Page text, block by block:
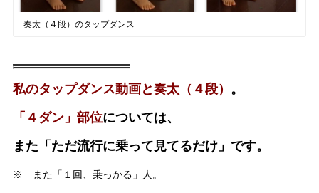
奏太（４段）のタップダンス
私のタップダンス動画と奏太（４段） 。
「４ダン」部位については、
また「ただ流行に乗って見てるだけ」です。
※ また「１回、乗っかる」人。